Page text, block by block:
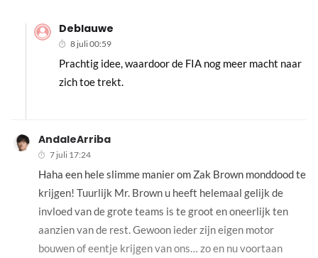
Deblauwe
8 juli 00:59
Prachtig idee, waardoor de FIA nog meer macht naar
zich toe trekt.
AndaleArriba
7 juli 17:24
Haha een hele slimme manier om Zak Brown monddood te
krijgen! Tuurlijk Mr. Brown u heeft helemaal gelijk de
invloed van de grote teams is te groot en oneerlijk ten
aanzien van de rest. Gewoon ieder zijn eigen motor
bouwen of eentje krijgen van ons… zo en nu voortaan